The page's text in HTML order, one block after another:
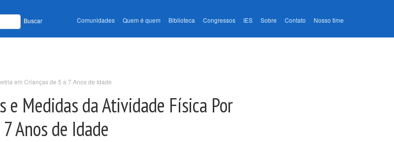
Buscar Comunidades Quem é quem Biblioteca Congressos IES Sobre Contato Nosso time
em Crianças de 5 a 7 Anos de Idade
e Medidas da Atividade Física Por
Anos de Idade